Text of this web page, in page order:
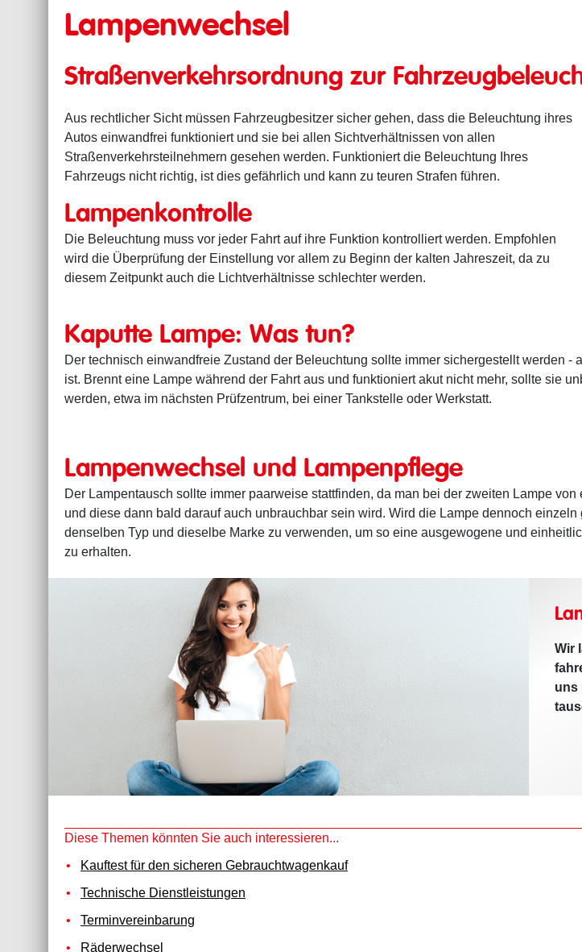
Lampenwechsel
Straßenverkehrsordnung zur
Aus rechtlicher Sicht müssen Fahrzeugbesitzer sicher gehen, dass die Beleuchtung ihres
Autos einwandfrei funktioniert und sie bei allen Sichtverhältnissen von allen
Straßenverkehrsteilnehmern gesehen werden. Funktioniert die Beleuchtung Ihres
Fahrzeugs nicht richtig, ist dies gefährlich und kann zu teuren Strafen führen.
Lampenkontrolle
Die Beleuchtung muss vor jeder Fahrt auf ihre Funktion kontrolliert werden. Empfohlen
wird die Überprüfung der Einstellung vor allem zu Beginn der kalten Jahreszeit, da zu
diesem Zeitpunkt auch die Lichtverhältnisse schlechter werden.
Kaputte Lampe: Was tun?
Der technisch einwandfreie Zustand der Beleuchtung sollte immer sichergestellt werden -
ist. Brennt eine Lampe während der Fahrt aus und funktioniert akut nicht mehr, sollte sie
werden, etwa im nächsten Prüfzentrum, bei einer Tankstelle oder Werkstatt.
Lampenwechsel und Lampenpflege
Der Lampentausch sollte immer paarweise stattfinden, da man bei der zweiten Lampe
und diese dann bald darauf auch unbrauchbar sein wird. Wird die Lampe dennoch
denselben Typ und dieselbe Marke zu verwenden, um so eine ausgewogene und
zu erhalten.
Wir
uns
Diese Themen könnten Sie auch interessieren...
Kauftest für den sicheren Gebrauchtwagenkauf
Technische Dienstleistungen
Terminvereinbarung
Räderwechsel